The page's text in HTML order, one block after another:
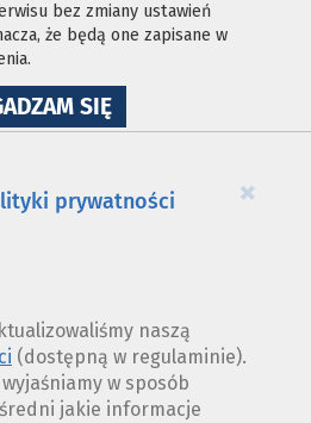
bez zmiany ustawień
że będą one zapisane w
SIĘNA
WYKORZYSTANIE
×
prywatności
naszą
(dostępną w regulaminie).
w sposób
jakie informacje